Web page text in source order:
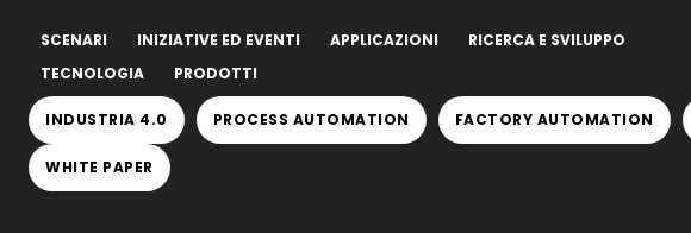
SCENARI INIZIATIVE ED EVENTI APPLICAZIONI
RICERCA E SVILUPPO
TECNOLOGIA
PRODOTTI
INDUSTRIA 4.0 PROCESS AUTOMATION FACTORY AUTOMATION
WHITE PAPER